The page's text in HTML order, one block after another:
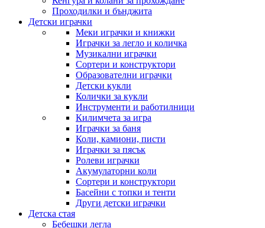
Проходилки и бънджита
Детски играчки
Меки играчки и книжки
Играчки за легло и количка
Музикални играчки
Сортери и конструктори
Образователни играчки
Детски кукли
Колички за кукли
Инструменти и работилници
Килимчета за игра
Играчки за баня
Коли, камиони, писти
Играчки за пясък
Ролеви играчки
Акумулаторни коли
Сортери и конструктори
Басейни с топки и тенти
Други детски играчки
Детска стая
Бебешки легла